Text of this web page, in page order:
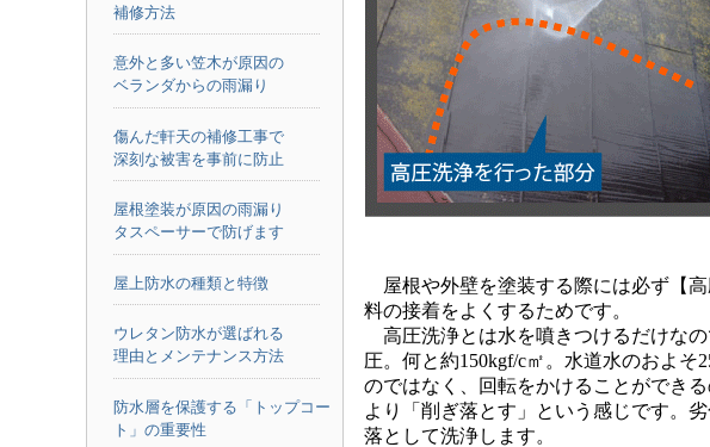
補修方法
意外と多い笠木が原因の
ベランダからの雨漏り
傷んだ軒天の補修工事で
深刻な被害を事前に防止
屋根塗装が原因の雨漏り
タスペーサーで防げます
屋上防水の種類と特徴
ウレタン防水が選ばれる
理由とメンテナンス方法
防水層を保護する「トップコー
ト」の重要性
屋根や外壁を塗装する際には必ず【
料の接着をよくするためです。
高圧洗浄とは水を噴きつけるだけな
圧。何と約150kgf/c㎡。水道水のおよ
のではなく、回転をかけることができ
より「削ぎ落とす」という感じです。
落として洗浄します。